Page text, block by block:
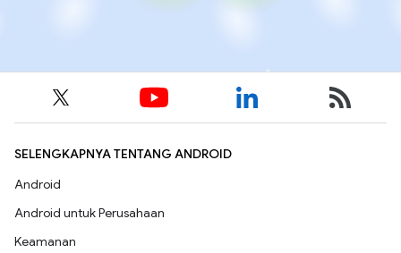
SELENGKAPNYA TENTANG ANDROID
Android
Android untuk Perusahaan
Keamanan